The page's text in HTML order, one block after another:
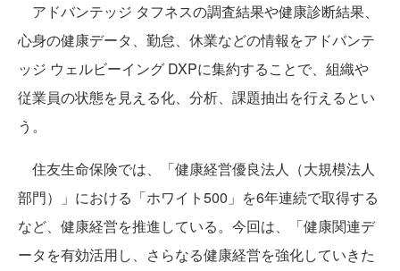
アドバンテッジ タフネスの調査結果や健康診断結果、
心身の健康データ、勤怠、休業などの情報をアドバンテ
ッジ ウェルビーイング DXPに集約することで、組織や
従業員の状態を見える化、分析、課題抽出を行えるとい
う。
住友生命保険では、「健康経営優良法人（大規模法人
部門）」における「ホワイト500」を6年連続で取得する
など、健康経営を推進している。今回は、「健康関連デ
ータを有効活用し、さらなる健康経営を強化していきた